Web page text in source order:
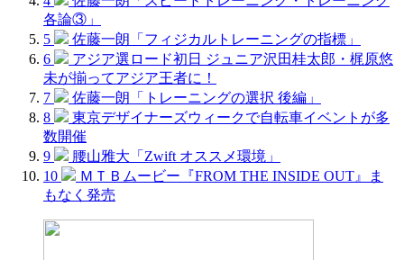
各論③」
5
佐藤一朗「フィジカルトレーニングの指標」
6
アジア選ロード初日 ジュニア沢田桂太郎・梶原悠
未が揃ってアジア王者に！
7
佐藤一朗「トレーニングの選択 後編」
8
東京デザイナーズウィークで自転車イベントが多
数開催
9
腰山雅大「Zwift オススメ環境」
10
ＭＴＢムービー『FROM THE INSIDE OUT』ま
もなく発売